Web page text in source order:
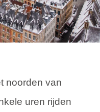
noorden van
uren rijden